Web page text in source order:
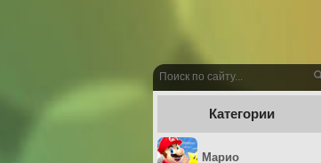
Категории
Марио